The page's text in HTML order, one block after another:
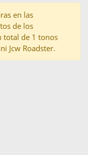
en las
de los
total de 1 tonos
Jcw Roadster.